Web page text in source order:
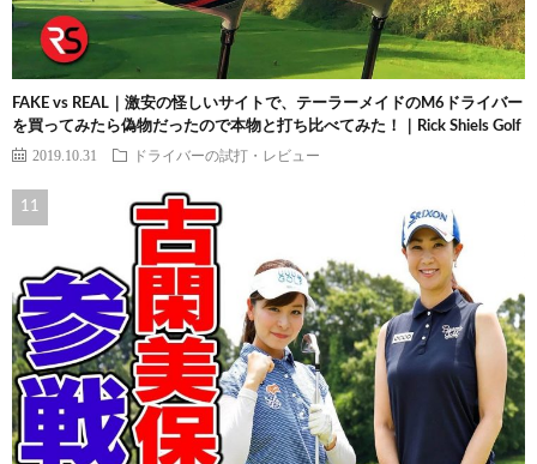
FAKE vs REAL｜激安の怪しいサイトで、テーラーメイドのM6ドライバー
を買ってみたら偽物だったので本物と打ち比べてみた！｜Rick Shiels Golf
2019.10.31 ドライバーの試打・レビュー